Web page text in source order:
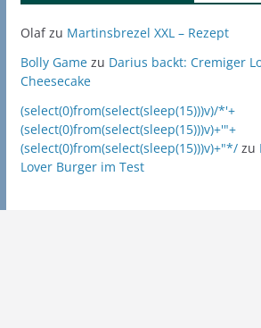
Olafzu Martinsbrezel XXL – Rezept
Bolly Gamezu Darius backt: Cremiger
Cheesecake
(select(0)from(select(sleep(15)))v)/*'+
(select(0)from(select(sleep(15)))v)+'"+
(select(0)from(select(sleep(15)))v)+"*/zu
Lover Burger im Test